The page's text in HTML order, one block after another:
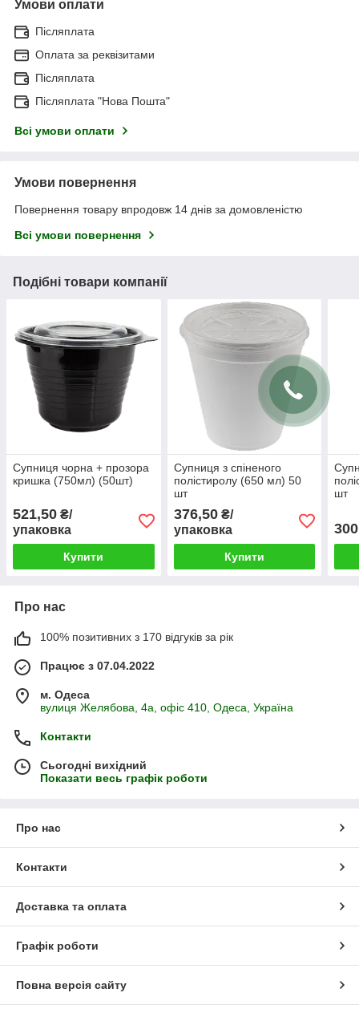
Умови оплати
Післяплата
Оплата за реквізитами
Післяплата
Післяплата "Нова Пошта"
Всі умови оплати
Умови повернення
Повернення товару впродовж 14 днів за домовленістю
Всі умови повернення
Подібні товари компанії
Супниця чорна + прозора
кришка (750мл) (50шт)
521,50 ₴/
упаковка
Купити
Супниця з спіненого
полістиролу (650 мл) 50
шт
376,50₴/
упаковка
Купити
шт
300
Про нас
100% позитивних з 170 відгуків за рік
Працює з 07.04.2022
м. Одеса
вулиця Желябова, 4а, офіс 410, Одеса, Україна
Контакти
Сьогодні вихідний
Показати весь графік роботи
Про нас
Контакти
Доставка та оплата
Графік роботи
Повна версія сайту